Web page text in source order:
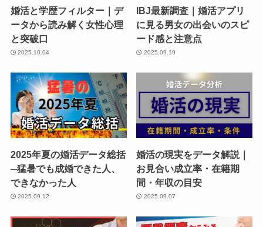
婚活と学歴フィルター｜デ
ータから読み解く女性心理
と突破口
2025.10.04
IBJ最新調査｜婚活アプリ
に見る男女の出会いのスピ
ード感と注意点
2025.09.19
2025年夏の婚活データ総括
─猛暑でも成婚できた人、
できなかった人
2025.09.12
婚活の現実をデータ解説｜
お見合い成立率・在籍期
間・年収の目安
2025.09.07